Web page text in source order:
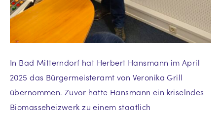
In Bad Mitterndorf hat Herbert Hansmann im April
2025 das Bürgermeisteramt von Veronika Grill
übernommen. Zuvor hatte Hansmann ein kriselndes
Biomasseheizwerk zu einem staatlich